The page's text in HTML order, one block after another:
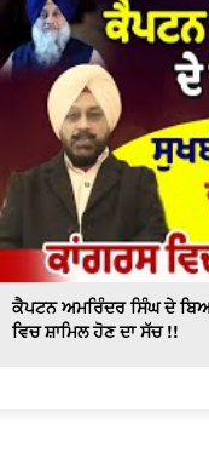
ਕੈਪਟਨ ਅਮਰਿੰਦਰ ਸਿੰਘ ਦੇ
ਵਿਚ ਸ਼ਾਮਿਲ ਹੋਣ ਦਾ ਸੱਚ !!